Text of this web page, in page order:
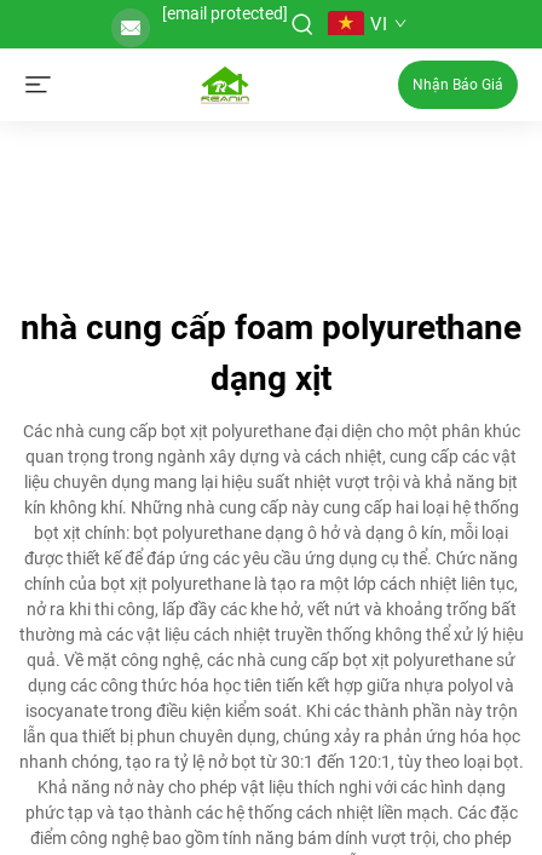
[email protected] VI
Nhận Báo Giá
nhà cung cấp foam polyurethane
dạng xịt
Các nhà cung cấp bọt xịt polyurethane đại diện cho một phân khúc
quan trọng trong ngành xây dựng và cách nhiệt, cung cấp các vật
liệu chuyên dụng mang lại hiệu suất nhiệt vượt trội và khả năng bịt
kín không khí. Những nhà cung cấp này cung cấp hai loại hệ thống
bọt xịt chính: bọt polyurethane dạng ô hở và dạng ô kín, mỗi loại
được thiết kế để đáp ứng các yêu cầu ứng dụng cụ thể. Chức năng
chính của bọt xịt polyurethane là tạo ra một lớp cách nhiệt liên tục,
nở ra khi thi công, lấp đầy các khe hở, vết nứt và khoảng trống bất
thường mà các vật liệu cách nhiệt truyền thống không thể xử lý hiệu
quả. Về mặt công nghệ, các nhà cung cấp bọt xịt polyurethane sử
dụng các công thức hóa học tiên tiến kết hợp giữa nhựa polyol và
isocyanate trong điều kiện kiểm soát. Khi các thành phần này trộn
lẫn qua thiết bị phun chuyên dụng, chúng xảy ra phản ứng hóa học
nhanh chóng, tạo ra tỷ lệ nở bọt từ 30:1 đến 120:1, tùy theo loại bọt.
Khả năng nở này cho phép vật liệu thích nghi với các hình dạng
phức tạp và tạo thành các hệ thống cách nhiệt liền mạch. Các đặc
điểm công nghệ bao gồm tính năng bám dính vượt trội, cho phép